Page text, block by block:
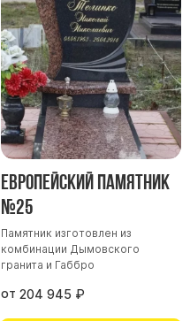
Европейский памятник
№25
Памятник изготовлен из
комбинации Дымовского
гранита и Габбро
от 204 945 ₽